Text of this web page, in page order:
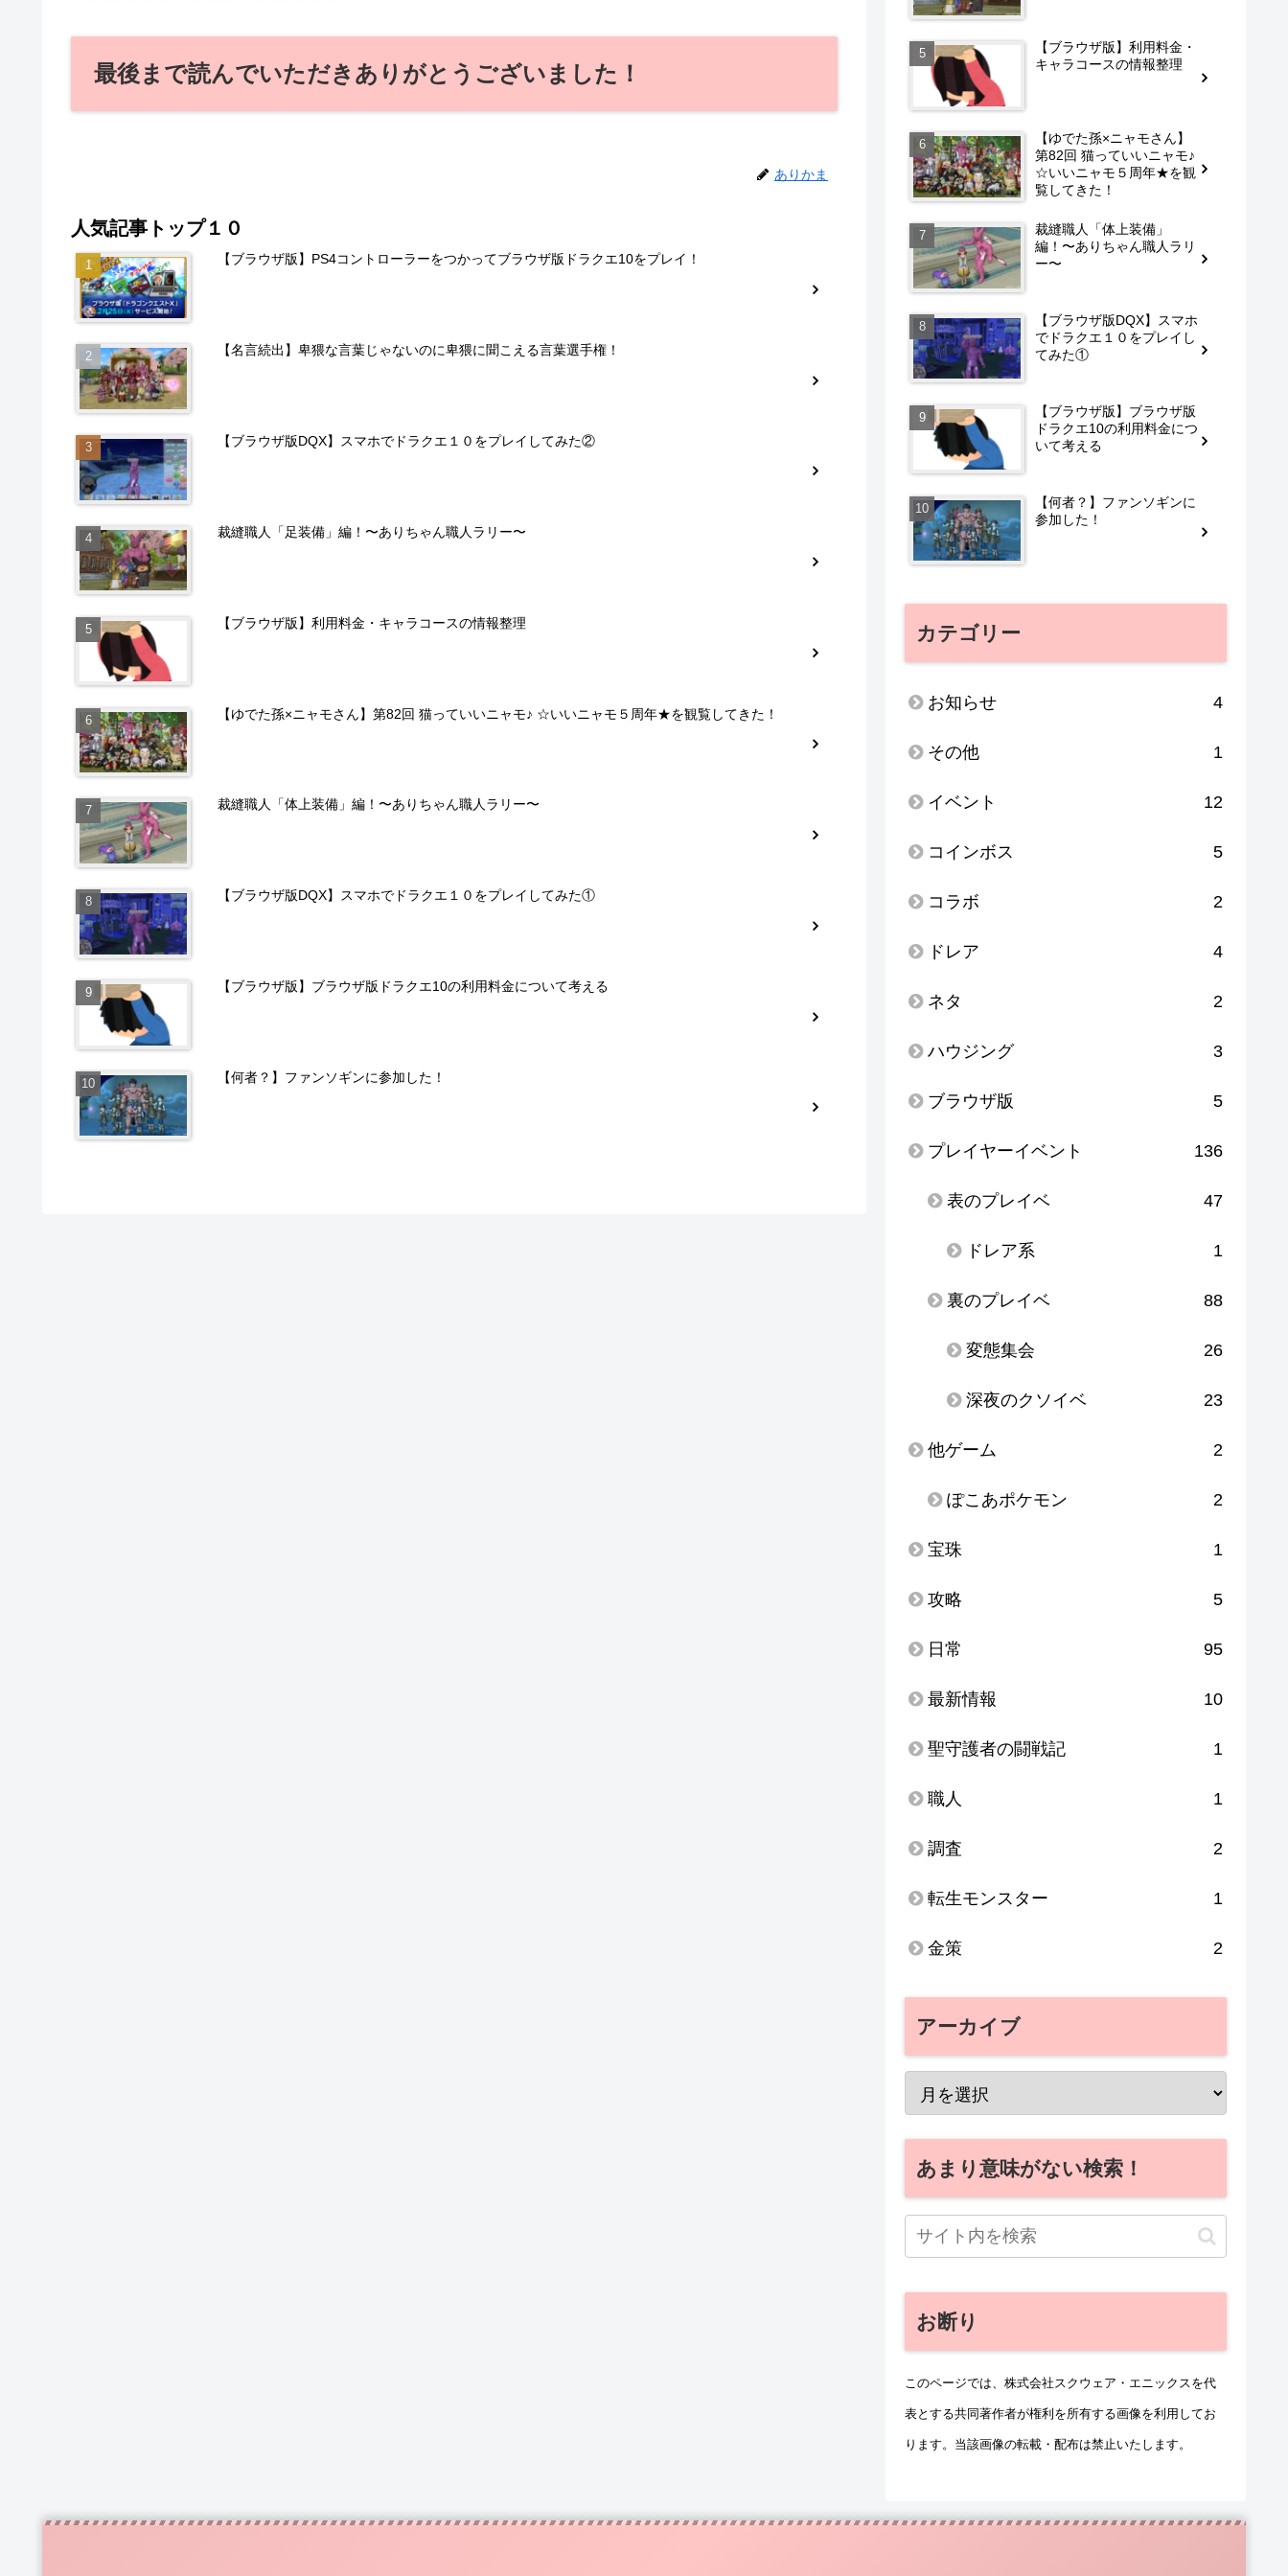
最後まで読んでいただきありがとうございました！
ありかま
人気記事トップ１０
【ブラウザ版】PS4コントローラーをつかってブラウザ版ドラクエ10をプレイ！
【名言続出】卑猥な言葉じゃないのに卑猥に聞こえる言葉選手権！
【ブラウザ版DQX】スマホでドラクエ１０をプレイしてみた②
裁縫職人「足装備」編！〜ありちゃん職人ラリー〜
【ブラウザ版】利用料金・キャラコースの情報整理
【ゆでた孫×ニャモさん】第82回 猫っていいニャモ♪ ☆いいニャモ５周年★を観覧してきた！
裁縫職人「体上装備」編！〜ありちゃん職人ラリー〜
【ブラウザ版DQX】スマホでドラクエ１０をプレイしてみた①
【ブラウザ版】ブラウザ版ドラクエ10の利用料金について考える
【何者？】ファンソギンに参加した！
【ブラウザ版】利用料金・
キャラコースの情報整理
【ゆでた孫×ニャモさん】
第82回 猫っていいニャモ♪
☆いいニャモ５周年★を観
覧してきた！
裁縫職人「体上装備」
編！〜ありちゃん職人ラリ
ー〜
【ブラウザ版DQX】スマホ
でドラクエ１０をプレイし
てみた①
【ブラウザ版】ブラウザ版
ドラクエ10の利用料金につ
いて考える
【何者？】ファンソギンに
参加した！
カテゴリー
お知らせ 4
その他 1
イベント 12
コインボス 5
コラボ 2
ドレア 4
ネタ 2
ハウジング 3
ブラウザ版 5
プレイヤーイベント 136
表のプレイベ 47
ドレア系 1
裏のプレイベ 88
変態集会 26
深夜のクソイベ 23
他ゲーム 2
ぽこあポケモン 2
宝珠 1
攻略 5
日常 95
最新情報 10
聖守護者の闘戦記 1
職人 1
調査 2
転生モンスター 1
金策 2
アーカイブ
あまり意味がない検索！
お断り
このページでは、株式会社スクウェア・エニックスを代
表とする共同著作者が権利を所有する画像を利用してお
ります。当該画像の転載・配布は禁止いたします。